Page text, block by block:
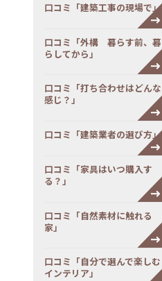
口コミ「建築工事の現場で」
口コミ「外構 暮らす前、暮
らしてから」
口コミ「打ち合わせはどんな
感じ？」
口コミ「建築業者の選び方」
口コミ「家具はいつ購入す
る？」
口コミ「自然素材に触れる
家」
口コミ「自分で選んで楽しむ
インテリア」